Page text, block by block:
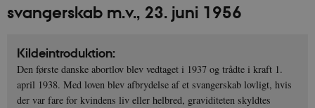
svangerskab m.v., 23. juni 1956
Kildeintroduktion:
Den første danske abortlov blev vedtaget i 1937 og trådte i kraft 1.
april 1938. Med loven blev afbrydelse af et svangerskab lovligt, hvis
der var fare for kvindens liv eller helbred, graviditeten skyldtes